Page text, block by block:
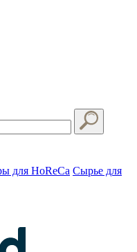
для HoReCa Сырье для